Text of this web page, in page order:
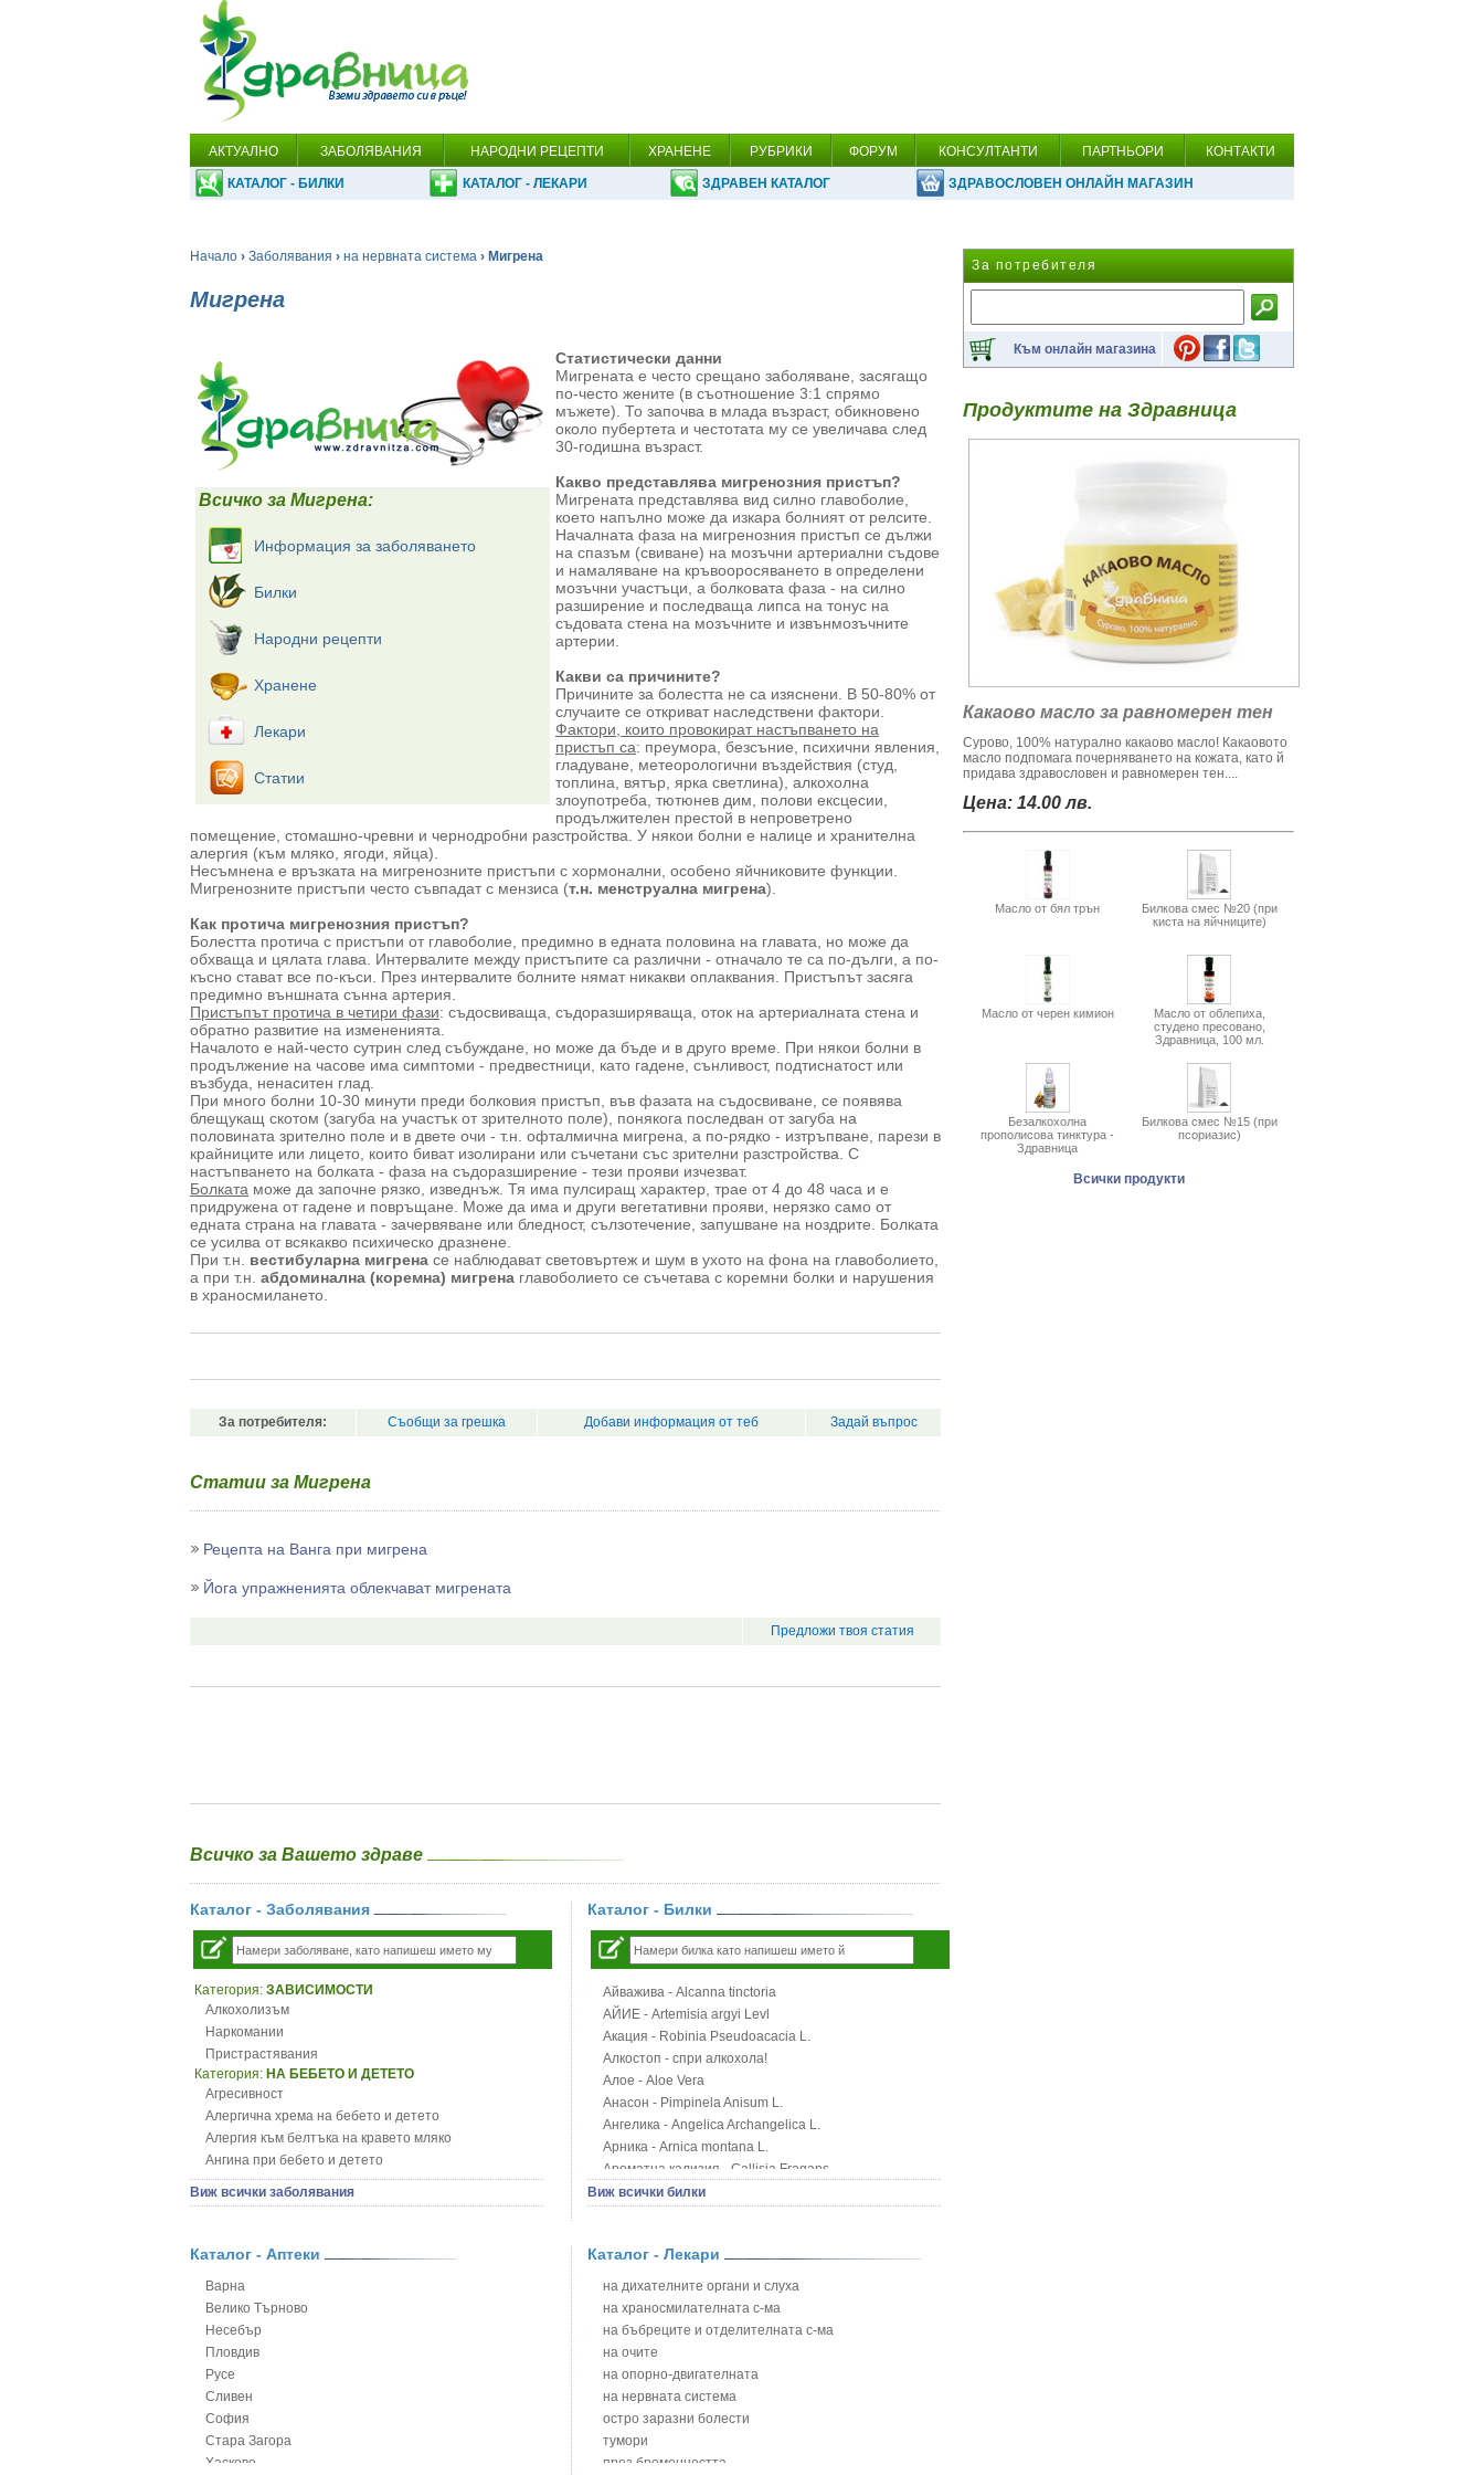
АКТУАЛНО ЗАБОЛЯВАНИЯ НАРОДНИ РЕЦЕПТИ ХРАНЕНЕ РУБРИКИ ФОРУМ КОНСУЛТАНТИ ПАРТНЬОРИ КОНТАКТИ
КАТАЛОГ - БИЛКИ КАТАЛОГ - ЛЕКАРИ ЗДРАВЕН КАТАЛОГ ЗДРАВОСЛОВЕН ОНЛАЙН МАГАЗИН
Начало › Заболявания › на нервната система › Мигрена
Мигрена
Всичко за Мигрена:
Информация за заболяването
Билки
Народни рецепти
Хранене
Лекари
Статии
Статистически данни
Мигрената е често срещано заболяване, засягащо
по-често жените (в съотношение 3:1 спрямо
мъжете). То започва в млада възраст, обикновено
около пубертета и честотата му се увеличава след
30-годишна възраст.
Какво представлява мигренозния пристъп?
Мигрената представлява вид силно главоболие,
което напълно може да изкара болният от релсите.
Началната фаза на мигренозния пристъп се дължи
на спазъм (свиване) на мозъчни артериални съдове
и намаляване на кръвооросяването в определени
мозъчни участъци, а болковата фаза - на силно
разширение и последваща липса на тонус на
съдовата стена на мозъчните и извънмозъчните
артерии.
Какви са причините?
Причините за болестта не са изяснени. В 50-80% от
случаите се откриват наследствени фактори.
Фактори, които провокират настъпването на
пристъп са: преумора, безсъние, психични явления,
гладуване, метеорологични въздействия (студ,
топлина, вятър, ярка светлина), алкохолна
злоупотреба, тютюнев дим, полови ексцесии,
продължителен престой в непроветрено
помещение, стомашно-чревни и чернодробни разстройства. У някои болни е налице и хранителна
алергия (към мляко, ягоди, яйца).
Несъмнена е връзката на мигренозните пристъпи с хормонални, особено яйчниковите функции.
Мигренозните пристъпи често съвпадат с мензиса (т.н. менструална мигрена).
Как протича мигренозния пристъп?
Болестта протича с пристъпи от главоболие, предимно в едната половина на главата, но може да
обхваща и цялата глава. Интервалите между пристъпите са различни - отначало те са по-дълги, а по-
късно стават все по-къси. През интервалите болните нямат никакви оплаквания. Пристъпът засяга
предимно външната сънна артерия.
Пристъпът протича в четири фази: съдосвиваща, съдоразширяваща, оток на артериалната стена и
обратно развитие на измененията.
Началото е най-често сутрин след събуждане, но може да бъде и в друго време. При някои болни в
продължение на часове има симптоми - предвестници, като гадене, сънливост, подтиснатост или
възбуда, ненаситен глад.
При много болни 10-30 минути преди болковия пристъп, във фазата на съдосвиване, се появява
блещукащ скотом (загуба на участък от зрителното поле), понякога последван от загуба на
половината зрително поле и в двете очи - т.н. офталмична мигрена, а по-рядко - изтръпване, парези в
крайниците или лицето, които биват изолирани или съчетани със зрителни разстройства. С
настъпването на болката - фаза на съдоразширение - тези прояви изчезват.
Болката може да започне рязко, изведнъж. Тя има пулсиращ характер, трае от 4 до 48 часа и е
придружена от гадене и повръщане. Може да има и други вегетативни прояви, нерязко само от
едната страна на главата - зачервяване или бледност, сълзотечение, запушване на ноздрите. Болката
се усилва от всякакво психическо дразнене.
При т.н. вестибуларна мигрена се наблюдават световъртеж и шум в ухото на фона на главоболието,
а при т.н. абдоминална (коремна) мигрена главоболието се съчетава с коремни болки и нарушения
в храносмилането.
За потребителя: Съобщи за грешка Добави информация от теб Задай въпрос
Статии за Мигрена
Рецепта на Ванга при мигрена
Йога упражненията облекчават мигрената
Предложи твоя статия
Всичко за Вашето здраве
Каталог - Заболявания
Категория: ЗАВИСИМОСТИ
Алкохолизъм
Наркомании
Пристрастявания
Категория: НА БЕБЕТО И ДЕТЕТО
Агресивност
Алергична хрема на бебето и детето
Алергия към белтъка на кравето мляко
Ангина при бебето и детето
Анемия при бебето и детето
Апетит - пълни деца
Безапетитие при бебето и детето
Бронхит и пневмония при деца
Варицела
Висока температура на бебето и детето
Възпаление на ушите на бебето и детето
Глисти
Грижа за пъпа на новороденото
Грип при бебето и детето
Гърч
Виж всички заболявания
Каталог - Билки
Айважива - Alcanna tinctoria
АЙИЕ - Artemisia argyi Levl
Акация - Robinia Pseudoacacia L.
Алкостоп - спри алкохола!
Алое - Aloe Vera
Анасон - Pimpinela Anisum L.
Ангелика - Angelica Archangelica L.
Арника - Arnica montana L.
Ароматна кализия - Callisia Fragans
Арония - Sorbus melanocorpa
Блатен аир - Acorus calamus L.
Блатен тъжник - Spirea ulmaria L.
Блян
Бобови шушулки - Phaseolus Vulgaris L.
Божур - Paeonia Decora
Борови връхчета - Pinus sylvestris
Босилек - Ocimum Basillicum
Брей - Tamus Communis
Брош - Rubia tinctorum L.
Бръшлян - Hedera helix L.
Виж всички билки
Каталог - Аптеки
Варна
Велико Търново
Несебър
Пловдив
Русе
Сливен
София
Стара Загора
Хасково
Каталог - Лекари
на дихателните органи и слуха
на храносмилателната с-ма
на бъбреците и отделителната с-ма
на очите
на опорно-двигателната
на нервната система
остро заразни болести
тумори
през бременността
За потребителя
Към онлайн магазина
Продуктите на Здравница
Какаово масло за равномерен тен
Сурово, 100% натурално какаово масло! Какаовото
масло подпомага почерняването на кожата, като й
придава здравословен и равномерен тен....
Цена: 14.00 лв.
Масло от бял трън
Билкова смес №20 (при
киста на яйчниците)
Масло от черен кимион
Масло от облепиха,
студено пресовано,
Здравница, 100 мл.
Безалкохолна
прополисова тинктура -
Здравница
Билкова смес №15 (при
псориазис)
Всички продукти